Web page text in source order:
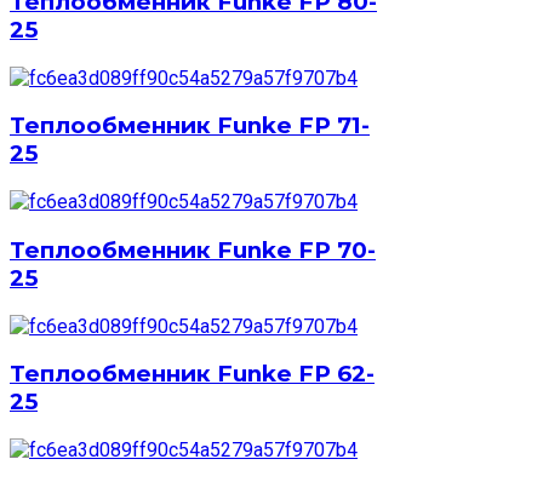
25
Теплообменник Funke FP 71-
25
Теплообменник Funke FP 70-
25
Теплообменник Funke FP 62-
25